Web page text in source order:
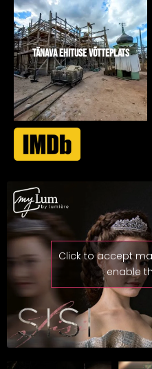
TÄNAVA EHITUSE VÕTTEPLATS
Click to accept
enable